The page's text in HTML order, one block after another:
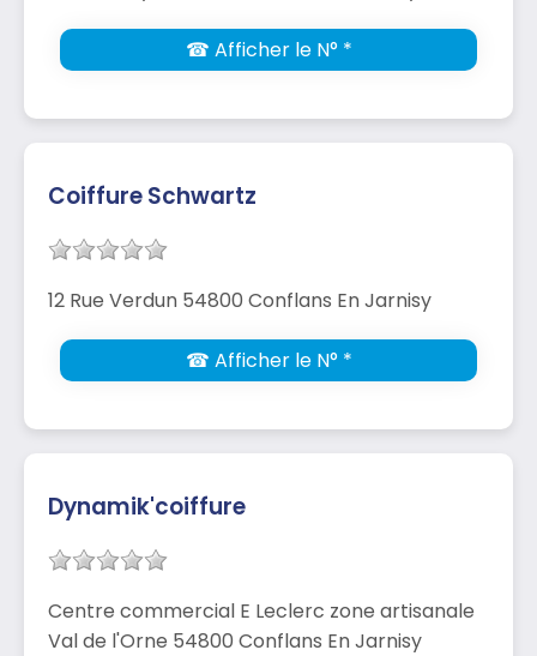
☎ Afficher le N° *
Coiffure Schwartz
12 Rue Verdun 54800 Conflans En Jarnisy
☎ Afficher le N° *
Dynamik'coiffure
Centre commercial E Leclerc zone artisanale
Val de l'Orne 54800 Conflans En Jarnisy